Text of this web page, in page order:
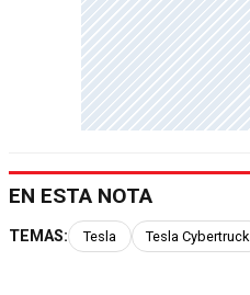
EN ESTA NOTA
TEMAS: Tesla Tesla Cybertruck